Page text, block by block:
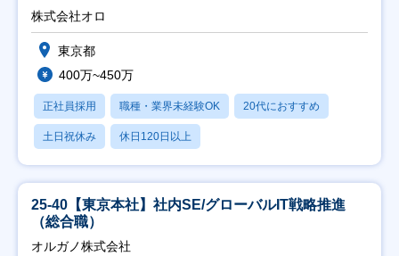
修充実】
株式会社オロ
東京都
400万~450万
正社員採用 職種・業界未経験OK 20代におすすめ
土日祝休み 休日120日以上
25-40【東京本社】社内SE/グローバルIT戦略推進
（総合職）
オルガノ株式会社